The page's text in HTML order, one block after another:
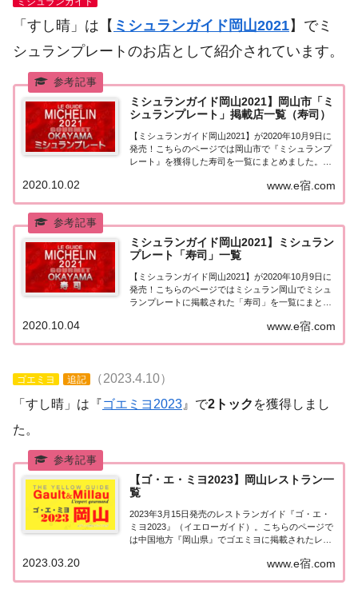
「すし晴」は【 ミシュランガイド岡山2021】でミ
シュランプレートのお店として紹介されています。
ミシュランガイド岡山2021】岡山市「ミ
シュランプレート」掲載店一覧（寿司）
【ミシュランガイド岡山2021】が2020年10月9日に
発売！こちらのページでは岡山市で『ミシュランプ
レート』を獲得した寿司を一覧にまとめました。ミ
シュランガイド岡山2021「岡山市」で「ミシュラン
www.e宿.com
2020.10.02
ミシュランガイド岡山2021】ミシュラン
プレート「寿司」一覧
【ミシュランガイド岡山2021】が2020年10月9日に
発売！こちらのページではミシュラン岡山でミシュ
ランプレートに掲載された「寿司」を一覧にまとめ
ュランガイド岡山2021」でミシュランプレートに掲
www.e宿.com
2020.10.04
ゴエミヨ 追記
（2023.4.10）
「すし晴」は『ゴエミヨ2023 』で2トック を獲得しまし
た。
【ゴ・エ・ミヨ2023】岡山レストラン一
覧
2023年3月15日発売のレストランガイド『ゴ・エ・
ミヨ2023』（イエローガイド）。こちらのページで
は中国地方『岡山県』でゴエミヨに掲載されたレス
2023『岡山県』中国地方「岡山エリア」で「ゴ・
エ・ミヨ2023」に掲載されたお店は8軒。...
www.e宿.com
2023.03.20